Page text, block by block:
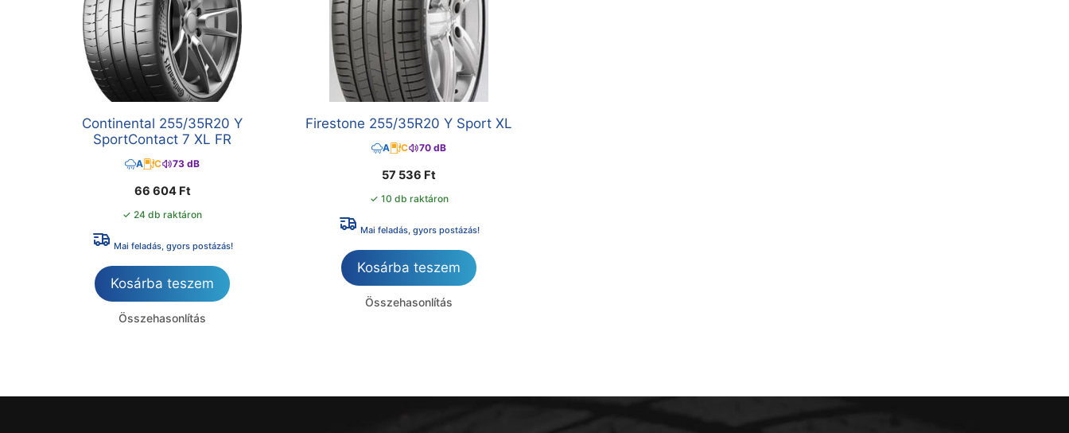
Continental 255/35R20 Y
SportContact 7 XL FR
A C 73 dB
66 604 Ft
✓ 24 db raktáron
Mai feladás, gyors postázás!
Kosárba teszem
Összehasonlítás
Firestone 255/35R20 Y Sport XL
A C 70 dB
57 536 Ft
✓ 10 db raktáron
Mai feladás, gyors postázás!
Kosárba teszem
Összehasonlítás